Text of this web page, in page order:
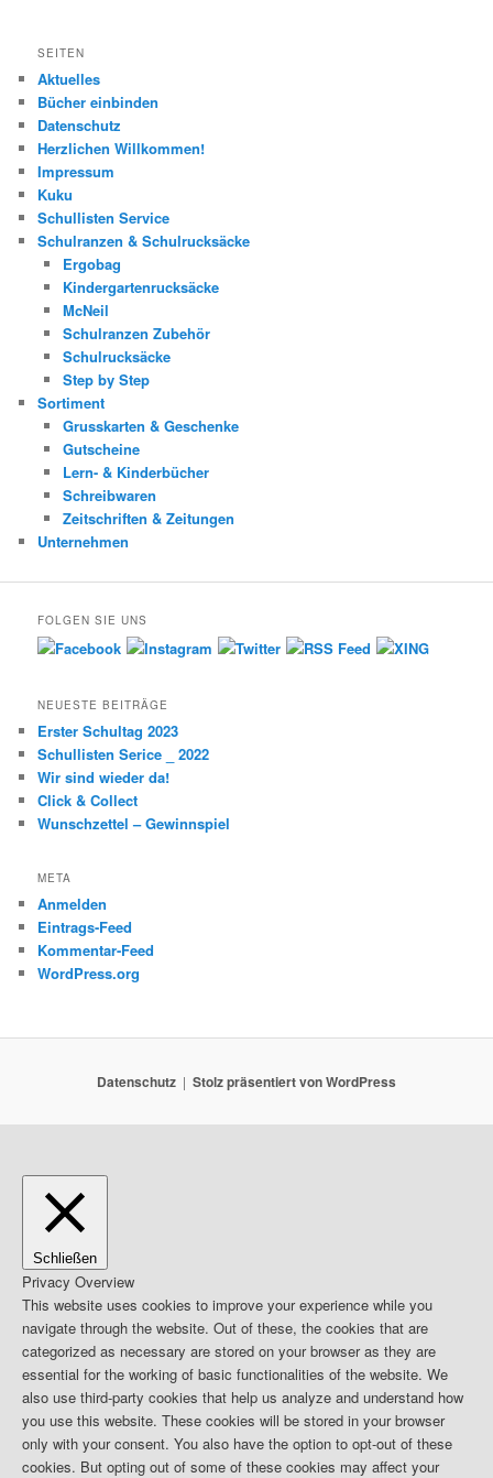
SEITEN
Aktuelles
Bücher einbinden
Datenschutz
Herzlichen Willkommen!
Impressum
Kuku
Schullisten Service
Schulranzen & Schulrucksäcke
Ergobag
Kindergartenrucksäcke
McNeil
Schulranzen Zubehör
Schulrucksäcke
Step by Step
Sortiment
Grusskarten & Geschenke
Gutscheine
Lern- & Kinderbücher
Schreibwaren
Zeitschriften & Zeitungen
Unternehmen
FOLGEN SIE UNS
NEUESTE BEITRÄGE
Erster Schultag 2023
Schullisten Serice _ 2022
Wir sind wieder da!
Click & Collect
Wunschzettel – Gewinnspiel
META
Anmelden
Eintrags-Feed
Kommentar-Feed
WordPress.org
Datenschutz Stolz präsentiert von WordPress
Schließen
Privacy Overview
This website uses cookies to improve your experience while you
navigate through the website. Out of these, the cookies that are
categorized as necessary are stored on your browser as they are
essential for the working of basic functionalities of the website. We
also use third-party cookies that help us analyze and understand how
you use this website. These cookies will be stored in your browser
only with your consent. You also have the option to opt-out of these
cookies. But opting out of some of these cookies may affect your